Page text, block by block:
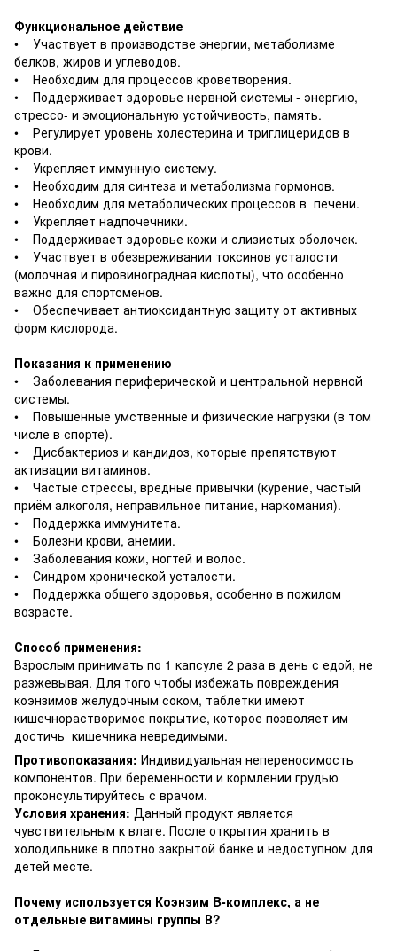
Функциональное действие
• Участвует в производстве энергии, метаболизме
белков, жиров и углеводов.
• Необходим для процессов кроветворения.
• Поддерживает здоровье нервной системы - энергию,
стрессо- и эмоциональную устойчивость, память.
• Регулирует уровень холестерина и триглицеридов в
крови.
• Укрепляет иммунную систему.
• Необходим для синтеза и метаболизма гормонов.
• Необходим для метаболических процессов в печени.
• Укрепляет надпочечники.
• Поддерживает здоровье кожи и слизистых оболочек.
• Участвует в обезвреживании токсинов усталости
(молочная и пировиноградная кислоты), что особенно
важно для спортсменов.
• Обеспечивает антиоксидантную защиту от активных
форм кислорода.
Показания к применению
• Заболевания периферической и центральной нервной
системы.
• Повышенные умственные и физические нагрузки (в том
числе в спорте).
• Дисбактериоз и кандидоз, которые препятствуют
активации витаминов.
• Частые стрессы, вредные привычки (курение, частый
приём алкоголя, неправильное питание, наркомания).
• Поддержка иммунитета.
• Болезни крови, анемии.
• Заболевания кожи, ногтей и волос.
• Синдром хронической усталости.
• Поддержка общего здоровья, особенно в пожилом
возрасте.
Способ применения:
Взрослым принимать по 1 капсуле 2 раза в день с едой, не
разжевывая. Для того чтобы избежать повреждения
коэнзимов желудочным соком, таблетки имеют
кишечнорастворимое покрытие, которое позволяет им
достичь кишечника невредимыми.
Противопоказания: Индивидуальная непереносимость
компонентов. При беременности и кормлении грудью
проконсультируйтесь с врачом.
Условия хранения: Данный продукт является
чувствительным к влаге. После открытия хранить в
холодильнике в плотно закрытой банке и недоступном для
детей месте.
Почему используется Коэнзим B-комплекс, а не
отдельные витамины группы В?